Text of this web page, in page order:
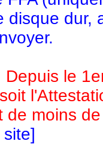
disque dur,
Depuis le
de moins